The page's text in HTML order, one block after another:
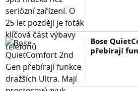
Bose
přebírají